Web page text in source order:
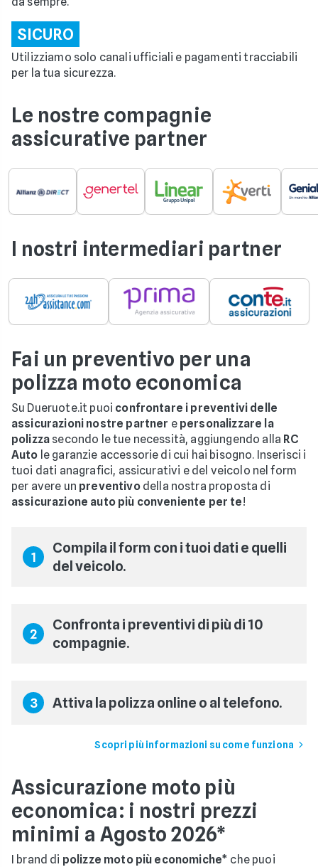
SICURO
Utilizziamo solo canali ufficiali e pagamenti tracciabili
per la tua sicurezza.
Le nostre compagnie
assicurative partner
I nostri intermediari partner
Fai un preventivo per una
polizza moto economica
Su Dueruote.it puoi confrontare i preventivi delle
assicurazioni nostre partner e personalizzare la
polizza secondo le tue necessità, aggiungendo alla RC
Auto le garanzie accessorie di cui hai bisogno. Inserisci i
tuoi dati anagrafici, assicurativi e del veicolo nel form
per avere un preventivodella nostra proposta di
assicurazione auto più conveniente per te!
1
Compila il form con i tuoi dati e quelli
del veicolo.
2
Confronta i preventivi di più di 10
compagnie.
3 Attiva la polizza online o al telefono.
Scopri più informazioni su come funziona
Assicurazione moto più
economica: i nostri prezzi
minimi a Agosto 2026*
I brand di polizze moto più economiche* che puoi